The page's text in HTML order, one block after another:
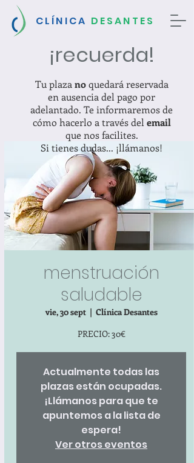
CLÍNICA DESANTES
menstruación
saludable
vie, 30 sept
  |
Clínica Desantes
PRECIO: 30€
Actualmente todas las
plazas están ocupadas.
¡Llámanos para que te
apuntemos a la lista de
espera!
Ver otros eventos
¡recuerda!
Tu plaza noquedará reservada
en ausencia del pago por
adelantado. Te informaremos de
cómo hacerlo a través del email
que nos facilites.
Si tienes dudas... ¡llámanos!